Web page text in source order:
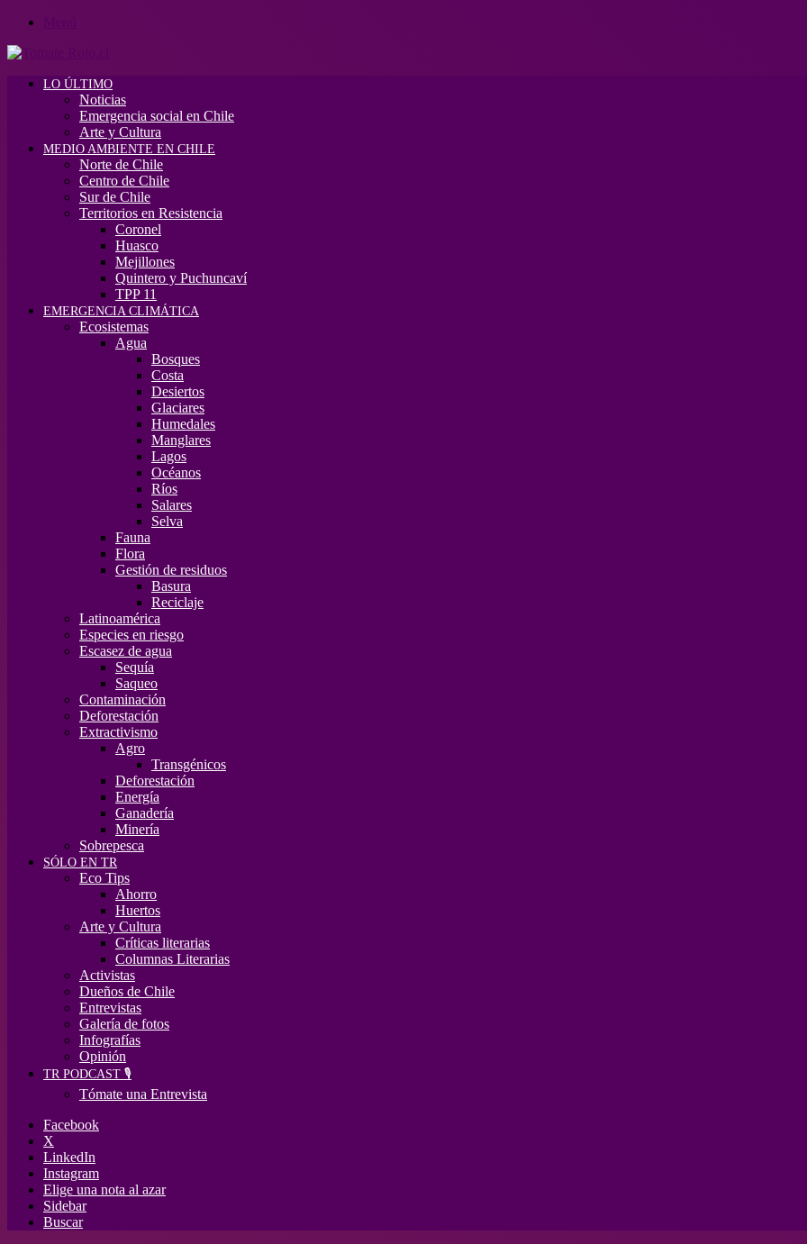
LO ÚLTIMO
Noticias
Emergencia social en Chile
Arte y Cultura
MEDIO AMBIENTE EN CHILE
Norte de Chile
Centro de Chile
Sur de Chile
Territorios en Resistencia
Coronel
Huasco
Mejillones
Quintero y Puchuncaví
TPP 11
EMERGENCIA CLIMÁTICA
Ecosistemas
Agua
Bosques
Costa
Desiertos
Glaciares
Humedales
Manglares
Lagos
Océanos
Ríos
Salares
Selva
Fauna
Flora
Gestión de residuos
Basura
Reciclaje
Latinoamérica
Especies en riesgo
Escasez de agua
Sequía
Saqueo
Contaminación
Deforestación
Extractivismo
Agro
Transgénicos
Deforestación
Energía
Ganadería
Minería
Sobrepesca
SÓLO EN TR
Eco Tips
Ahorro
Huertos
Arte y Cultura
Críticas literarias
Columnas Literarias
Activistas
Dueños de Chile
Entrevistas
Galería de fotos
Infografías
Opinión
TR PODCAST 🎙️
Tómate una Entrevista
Facebook
X
LinkedIn
Instagram
Elige una nota al azar
Sidebar
Buscar